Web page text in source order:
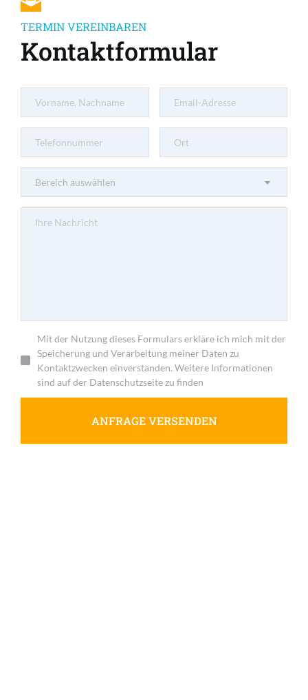
TERMIN VEREINBAREN
Kontaktformular
Bereich auswählen
Mit der Nutzung dieses Formulars erkläre ich mich mit der
Speicherung und Verarbeitung meiner Daten zu
Kontaktzwecken einverstanden. Weitere Informationen
sind auf der Datenschutzseite zu finden
ANFRAGE VERSENDEN